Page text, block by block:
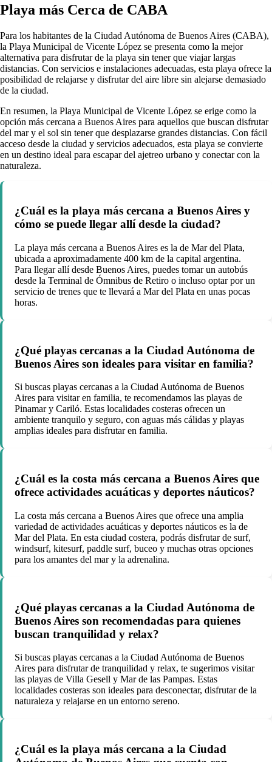
Playa más Cerca de CABA
Para los habitantes de la Ciudad Autónoma de Buenos Aires (CABA),
la Playa Municipal de Vicente López se presenta como la mejor
alternativa para disfrutar de la playa sin tener que viajar largas
distancias. Con servicios e instalaciones adecuadas, esta playa ofrece la
posibilidad de relajarse y disfrutar del aire libre sin alejarse demasiado
de la ciudad.
En resumen, la Playa Municipal de Vicente López se erige como la
opción más cercana a Buenos Aires para aquellos que buscan disfrutar
del mar y el sol sin tener que desplazarse grandes distancias. Con fácil
acceso desde la ciudad y servicios adecuados, esta playa se convierte
en un destino ideal para escapar del ajetreo urbano y conectar con la
naturaleza.
¿Cuál es la playa más cercana a Buenos Aires y
cómo se puede llegar allí desde la ciudad?
La playa más cercana a Buenos Aires es la de Mar del Plata,
ubicada a aproximadamente 400 km de la capital argentina.
Para llegar allí desde Buenos Aires, puedes tomar un autobús
desde la Terminal de Ómnibus de Retiro o incluso optar por un
servicio de trenes que te llevará a Mar del Plata en unas pocas
horas.
¿Qué playas cercanas a la Ciudad Autónoma de
Buenos Aires son ideales para visitar en familia?
Si buscas playas cercanas a la Ciudad Autónoma de Buenos
Aires para visitar en familia, te recomendamos las playas de
Pinamar y Cariló. Estas localidades costeras ofrecen un
ambiente tranquilo y seguro, con aguas más cálidas y playas
amplias ideales para disfrutar en familia.
¿Cuál es la costa más cercana a Buenos Aires que
ofrece actividades acuáticas y deportes náuticos?
La costa más cercana a Buenos Aires que ofrece una amplia
variedad de actividades acuáticas y deportes náuticos es la de
Mar del Plata. En esta ciudad costera, podrás disfrutar de surf,
windsurf, kitesurf, paddle surf, buceo y muchas otras opciones
para los amantes del mar y la adrenalina.
¿Qué playas cercanas a la Ciudad Autónoma de
Buenos Aires son recomendadas para quienes
buscan tranquilidad y relax?
Si buscas playas cercanas a la Ciudad Autónoma de Buenos
Aires para disfrutar de tranquilidad y relax, te sugerimos visitar
las playas de Villa Gesell y Mar de las Pampas. Estas
localidades costeras son ideales para desconectar, disfrutar de la
naturaleza y relajarse en un entorno sereno.
¿Cuál es la playa más cercana a la Ciudad